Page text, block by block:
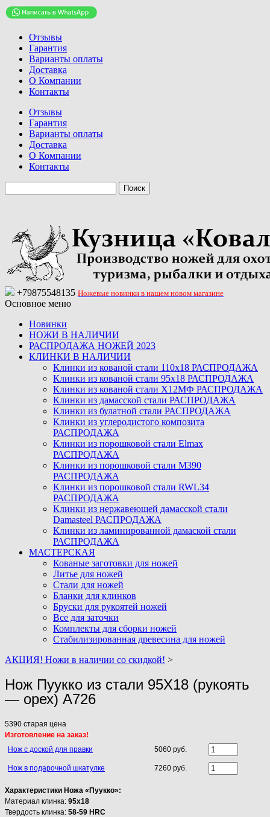
Отзывы
Гарантия
Варианты оплаты
Доставка
О Компании
Контакты
Отзывы
Гарантия
Варианты оплаты
Доставка
О Компании
Контакты
+79875548135 Ножевые новинки в нашем новом магазине
Основное меню
Новинки
НОЖИ В НАЛИЧИИ
РАСПРОДАЖА НОЖЕЙ 2023
КЛИНКИ В НАЛИЧИИ
Клинки из кованой стали 110х18 РАСПРОДАЖА
Клинки из кованой стали 95х18 РАСПРОДАЖА
Клинки из кованой стали Х12МФ РАСПРОДАЖА
Клинки из дамасской стали РАСПРОДАЖА
Клинки из булатной стали РАСПРОДАЖА
Клинки из углеродистого композита
РАСПРОДАЖА
Клинки из порошковой стали Elmax
РАСПРОДАЖА
Клинки из порошковой стали M390
РАСПРОДАЖА
Клинки из порошковой стали RWL34
РАСПРОДАЖА
Клинки из нержавеющей дамасской стали
Damasteel РАСПРОДАЖА
Клинки из ламинированной дамаской стали
РАСПРОДАЖА
МАСТЕРСКАЯ
Кованые заготовки для ножей
Литье для ножей
Стали для ножей
Бланки для клинков
Бруски для рукоятей ножей
Все для заточки
Комплекты для сборки ножей
Стабилизированная древесина для ножей
АКЦИЯ! Ножи в наличии со скидкой! >
Нож Пуукко из стали 95Х18 (рукоять
— орех) A726
5390 старая цена
Изготовление на заказ!
Нож с доской для правки
5060 руб.
Нож в подарочной шкатулке 7260 руб.
Характеристики Ножа «Пуукко»:
Материал клинка: 95х18
Твердость клинка: 58-59 HRC